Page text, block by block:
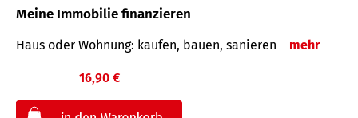
Meine Immobilie finanzieren
Haus oder Wohnung: kaufen, bauen, sanieren mehr
16,90 €